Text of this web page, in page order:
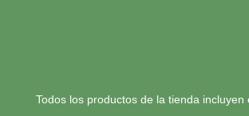
Todos los productos de la tienda incluyen